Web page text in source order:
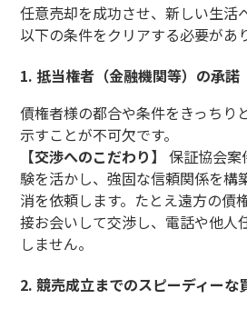
任意売却を成功させ、新しい生活
以下の条件をクリアする必要があ
1. 抵当権者（金融機関等）の承諾
債権者様の都合や条件をきっちり
示すことが不可欠です。
【交渉へのこだわり】 保証協会案
験を活かし、強固な信頼関係を構
消を依頼します。たとえ遠方の債
接お会いして交渉し、電話や他人
しません。
2. 競売成立までのスピーディーな